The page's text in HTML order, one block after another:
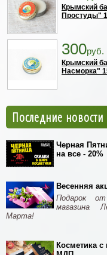
Крымский
Простуды"
300руб.
Крымский
Насморка"
Последние новости
Черная
на все - 20%
Весенняя
Подарок
магазина
Марта!
Косметика